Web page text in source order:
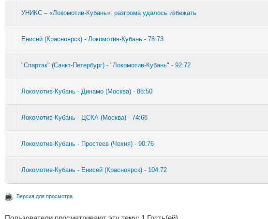
УНИКС – «Локомотив-Кубань»: разгрома удалось избежать
Енисей (Красноярск) - Локомотив-Кубань - 78:73
"Спартак" (Санкт-Петербург) - "Локомотив-Кубань" - 92:72
Локомотив-Кубань - Динамо (Москва) - 88:50
Локомотив-Кубань - ЦСКА (Москва) - 74:68
Локомотив-Кубань - Простеев (Чехия) - 90:76
Локомотив-Кубань - Енисей (Красноярск) - 104:72
Версия для просмотра